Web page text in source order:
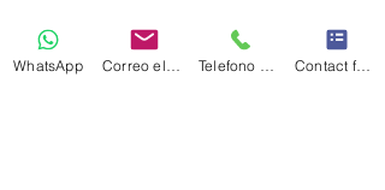
WhatsApp Contact form